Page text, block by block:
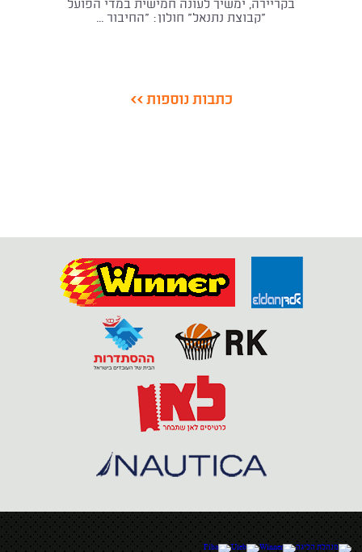
בקריירה, ימשיך לעונה חמישית במדי הפועל
"קבוצת נתנאל" חולון: "החיבור ...
כתבות נוספות >>